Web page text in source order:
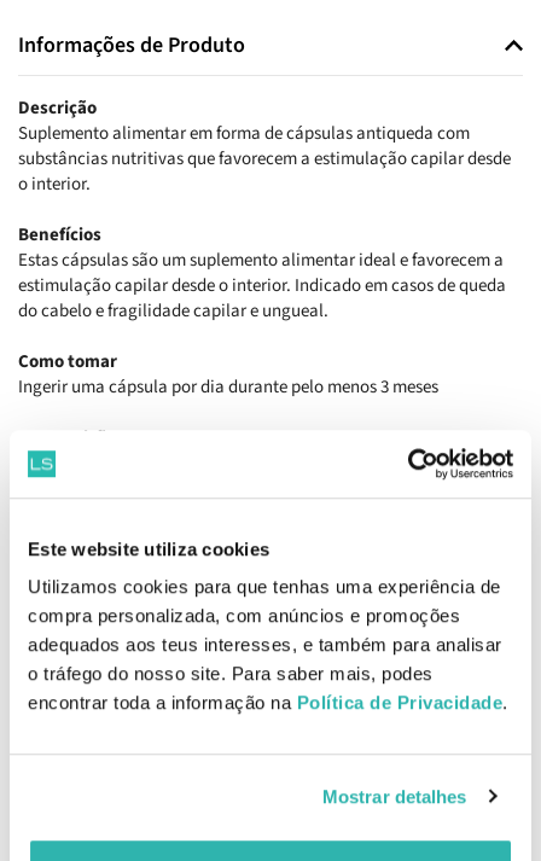
Este website utiliza cookies
Utilizamos cookies para que tenhas uma experiência de
compra personalizada, com anúncios e promoções
adequados aos teus interesses, e também para analisar
o tráfego do nosso site. Para saber mais, podes
encontrar toda a informação na Política de Privacidade.
Mostrar detalhes
Informações de Produto
Descrição
Suplemento alimentar em forma de cápsulas antiqueda com
substâncias nutritivas que favorecem a estimulação capilar desde
o interior.
Benefícios
Estas cápsulas são um suplemento alimentar ideal e favorecem a
estimulação capilar desde o interior. Indicado em casos de queda
do cabelo e fragilidade capilar e ungueal.
Como tomar
Ingerir uma cápsula por dia durante pelo menos 3 meses
Composição
Extrato de Serenoa Repens L. - 100ml, Queratina - 50mg, Cistina -
150mg, Zinco - 15mg, Selénio - 20 µg, Biotina - 0,15mg, Retinol -
Precauções
Não exceder a toma expressamente recomendada.
Não recomendado em mulheres grávidas ou a amamentar.
Os suplementos alimentares não devem ser utilizados como
substitutos de um regime alimentar variado e equilibrado e um
estilo de vida saudável.
Manter fora da vista e do alcance das crianças. Conservar bem